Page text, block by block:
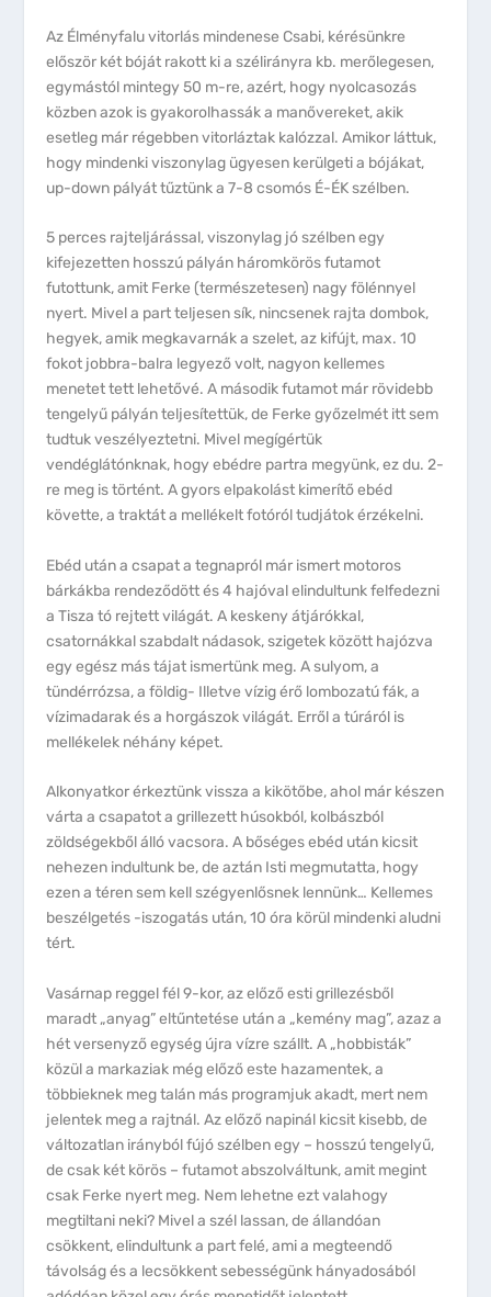
Az Élményfalu vitorlás mindenese Csabi, kérésünkre
először két bóját rakott ki a szélirányra kb. merőlegesen,
egymástól mintegy 50 m-re, azért, hogy nyolcasozás
közben azok is gyakorolhassák a manővereket, akik
esetleg már régebben vitorláztak kalózzal. Amikor láttuk,
hogy mindenki viszonylag ügyesen kerülgeti a bójákat,
up-down pályát tűztünk a 7-8 csomós É-ÉK szélben.
5 perces rajteljárással, viszonylag jó szélben egy
kifejezetten hosszú pályán háromkörös futamot
futottunk, amit Ferke (természetesen) nagy fölénnyel
nyert. Mivel a part teljesen sík, nincsenek rajta dombok,
hegyek, amik megkavarnák a szelet, az kifújt, max. 10
fokot jobbra-balra legyező volt, nagyon kellemes
menetet tett lehetővé. A második futamot már rövidebb
tengelyű pályán teljesítettük, de Ferke győzelmét itt sem
tudtuk veszélyeztetni. Mivel megígértük
vendéglátónknak, hogy ebédre partra megyünk, ez du. 2-
re meg is történt. A gyors elpakolást kimerítő ebéd
követte, a traktát a mellékelt fotóról tudjátok érzékelni.
Ebéd után a csapat a tegnapról már ismert motoros
bárkákba rendeződött és 4 hajóval elindultunk felfedezni
a Tisza tó rejtett világát. A keskeny átjárókkal,
csatornákkal szabdalt nádasok, szigetek között hajózva
egy egész más tájat ismertünk meg. A sulyom, a
tündérrózsa, a földig- Illetve vízig érő lombozatú fák, a
vízimadarak és a horgászok világát. Erről a túráról is
mellékelek néhány képet.
Alkonyatkor érkeztünk vissza a kikötőbe, ahol már készen
várta a csapatot a grillezett húsokból, kolbászból
zöldségekből álló vacsora. A bőséges ebéd után kicsit
nehezen indultunk be, de aztán Isti megmutatta, hogy
ezen a téren sem kell szégyenlősnek lennünk… Kellemes
beszélgetés -iszogatás után, 10 óra körül mindenki aludni
tért.
Vasárnap reggel fél 9-kor, az előző esti grillezésből
maradt „anyag” eltűntetése után a „kemény mag”, azaz a
hét versenyző egység újra vízre szállt. A „hobbisták”
közül a markaziak még előző este hazamentek, a
többieknek meg talán más programjuk akadt, mert nem
jelentek meg a rajtnál. Az előző napinál kicsit kisebb, de
változatlan irányból fújó szélben egy – hosszú tengelyű,
de csak két körös – futamot abszolváltunk, amit megint
csak Ferke nyert meg. Nem lehetne ezt valahogy
megtiltani neki? Mivel a szél lassan, de állandóan
csökkent, elindultunk a part felé, ami a megteendő
távolság és a lecsökkent sebességünk hányadosából